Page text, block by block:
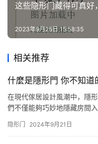
这些隐形门藏得可真好
2023年9月25日 15:58:35
相关推荐
什麼是隱形門 你不知道
在現代傢居設計風潮中，隱
們不僅能夠巧妙地隱藏房間
是美學的考量，更是功能與
隐形门 2024年9月21日